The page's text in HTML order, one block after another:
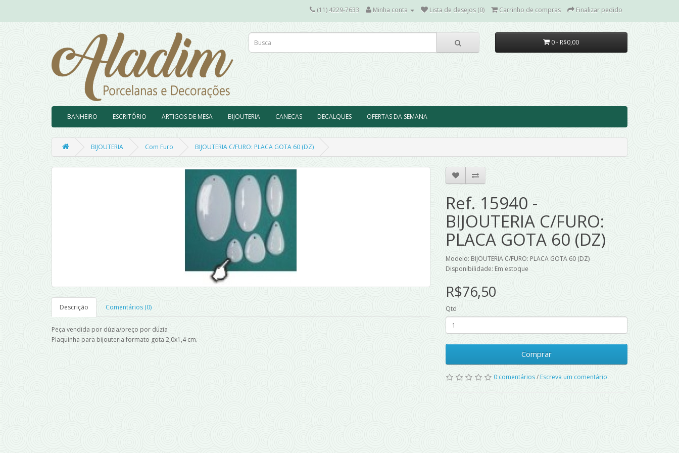
(11) 4229-7633 Minha conta Lista de desejos (0) Carrinho de compras Finalizar pedido
0 - R$0,00
BANHEIRO ESCRITÓRIO ARTIGOS DE MESA BIJOUTERIA CANECAS DECALQUES OFERTAS DA SEMANA
BIJOUTERIA Com Furo BIJOUTERIA C/FURO: PLACA GOTA 60 (DZ)
Descrição Comentários (0)
Peça vendida por dúzia/preço por dúzia
Plaquinha para bijouteria formato gota 2,0x1,4 cm.
Ref. 15940 -
BIJOUTERIA C/FURO:
PLACA GOTA 60 (DZ)
Modelo: BIJOUTERIA C/FURO: PLACA GOTA 60 (DZ)
Disponibilidade: Em estoque
R$76,50
Qtd
Comprar
0 comentários/ Escreva um comentário